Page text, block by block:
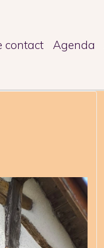
contact Agenda